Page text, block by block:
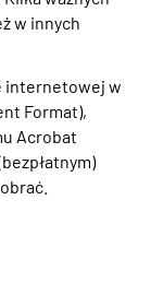
w innych
internetowej w
Format),
Acrobat